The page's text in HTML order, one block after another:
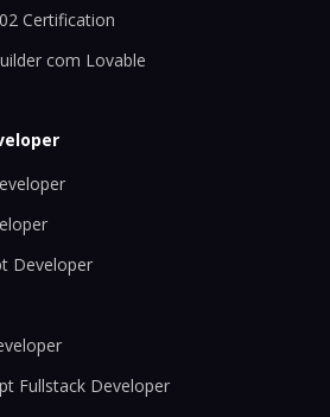
Certification
com Lovable
Developer
Fullstack Developer